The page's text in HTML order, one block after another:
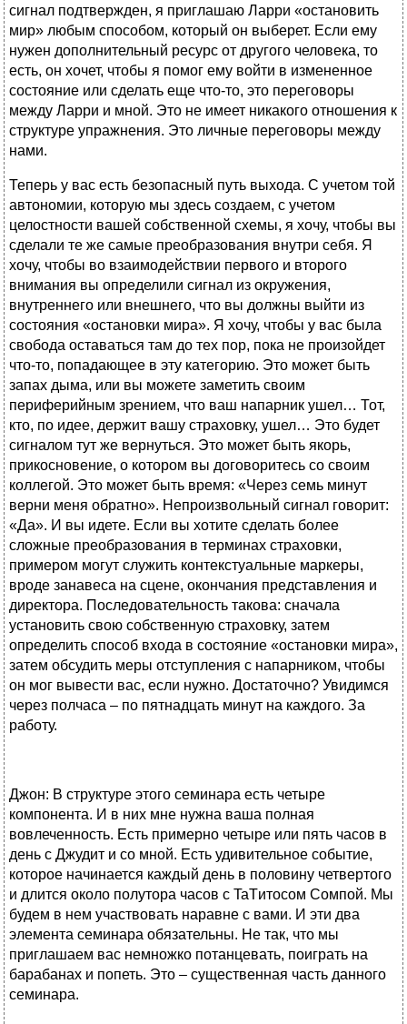
сигнал подтвержден, я приглашаю Ларри «остановить
мир» любым способом, который он выберет. Если ему
нужен дополнительный ресурс от другого человека, то
есть, он хочет, чтобы я помог ему войти в измененное
состояние или сделать еще что-то, это переговоры
между Ларри и мной. Это не имеет никакого отношения к
структуре упражнения. Это личные переговоры между
нами.
Теперь у вас есть безопасный путь выхода. С учетом той
автономии, которую мы здесь создаем, с учетом
целостности вашей собственной схемы, я хочу, чтобы вы
сделали те же самые преобразования внутри себя. Я
хочу, чтобы во взаимодействии первого и второго
внимания вы определили сигнал из окружения,
внутреннего или внешнего, что вы должны выйти из
состояния «остановки мира». Я хочу, чтобы у вас была
свобода оставаться там до тех пор, пока не произойдет
что-то, попадающее в эту категорию. Это может быть
запах дыма, или вы можете заметить своим
периферийным зрением, что ваш напарник ушел… Тот,
кто, по идее, держит вашу страховку, ушел… Это будет
сигналом тут же вернуться. Это может быть якорь,
прикосновение, о котором вы договоритесь со своим
коллегой. Это может быть время: «Через семь минут
верни меня обратно». Непроизвольный сигнал говорит:
«Да». И вы идете. Если вы хотите сделать более
сложные преобразования в терминах страховки,
примером могут служить контекстуальные маркеры,
вроде занавеса на сцене, окончания представления и
директора. Последовательность такова: сначала
установить свою собственную страховку, затем
определить способ входа в состояние «остановки мира»,
затем обсудить меры отступления с напарником, чтобы
он мог вывести вас, если нужно. Достаточно? Увидимся
через полчаса – по пятнадцать минут на каждого. За
работу.
Джон: В структуре этого семинара есть четыре
компонента. И в них мне нужна ваша полная
вовлеченность. Есть примерно четыре или пять часов в
день с Джудит и со мной. Есть удивительное событие,
которое начинается каждый день в половину четвертого
и длится около полутора часов с TaTитосом Сомпой. Мы
будем в нем участвовать наравне с вами. И эти два
элемента семинара обязательны. Не так, что мы
приглашаем вас немножко потанцевать, поиграть на
барабанах и попеть. Это – существенная часть данного
семинара.